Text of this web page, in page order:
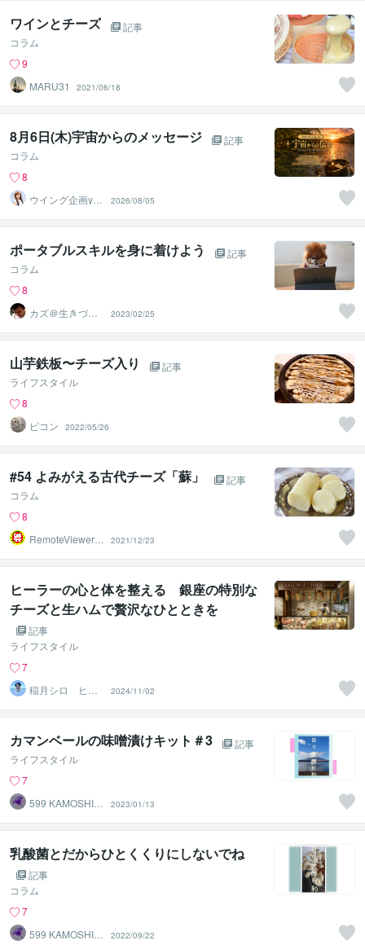
ワインとチーズ
記事
コラム
9
MARU31
2021/06/18
8月6日(木)宇宙からのメッセージ
記事
コラム
8
ウイング企画yuk
a
2026/08/05
ポータブルスキルを身に着けよう
記事
コラム
8
カズ＠生きづら
い人のカウンセ
ラー
2023/02/25
山芋鉄板〜チーズ入り
記事
ライフスタイル
8
ピコン
2022/05/26
#54 よみがえる古代チーズ「蘇」
記事
コラム
8
RemoteViewer導
2021/12/23
ヒーラーの心と体を整える 銀座の特別な
チーズと生ハムで贅沢なひとときを
記事
ライフスタイル
7
稲月シロ ヒー
リングサロンHO
OLOLI
2024/11/02
カマンベールの味噌漬けキット＃3
記事
ライフスタイル
7
599 KAMOSHIK
2023/01/13
乳酸菌とだからひとくくりにしないでね
記事
コラム
7
599 KAMOSHIK
2022/09/22